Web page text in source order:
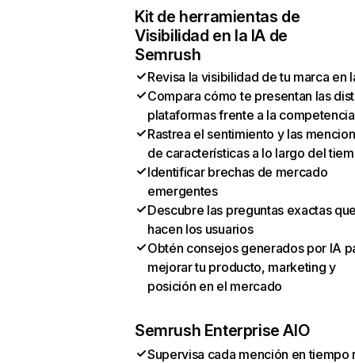
Kit de herramientas de
Visibilidad en la IA de
Semrush
Revisa la visibilidad de tu marca en
Compara cómo te presentan las
plataformas frente a la competencia
Rastrea el sentimiento y las
de características a lo largo del
Identificar brechas de mercado
emergentes
Descubre las preguntas exactas
hacen los usuarios
Obtén consejos generados por IA
mejorar tu producto, marketing y
posición en el mercado
Semrush Enterprise AIO
Supervisa cada mención en tiempo